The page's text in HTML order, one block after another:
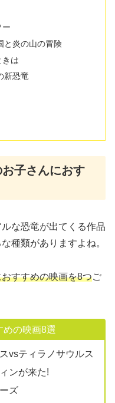
ー
炎の山の冒険
きは
新恐竜
お子さんにおす
な恐竜が出てくる作品
種類がありますよね。
すすめの映画を8つご
めの映画8選
vsティラノサウルス
ンが来た!
ズ